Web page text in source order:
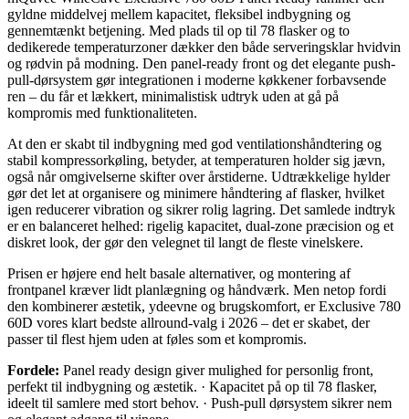
gyldne middelvej mellem kapacitet, fleksibel indbygning og
gennemtænkt betjening. Med plads til op til 78 flasker og to
dedikerede temperaturzoner dækker den både serveringsklar hvidvin
og rødvin på modning. Den panel-ready front og det elegante push-
pull-dørsystem gør integrationen i moderne køkkener forbavsende
ren – du får et lækkert, minimalistisk udtryk uden at gå på
kompromis med funktionaliteten.
At den er skabt til indbygning med god ventilationshåndtering og
stabil kompressorkøling, betyder, at temperaturen holder sig jævn,
også når omgivelserne skifter over årstiderne. Udtrækkelige hylder
gør det let at organisere og minimere håndtering af flasker, hvilket
igen reducerer vibration og sikrer rolig lagring. Det samlede indtryk
er en balanceret helhed: rigelig kapacitet, dual-zone præcision og et
diskret look, der gør den velegnet til langt de fleste vinelskere.
Prisen er højere end helt basale alternativer, og montering af
frontpanel kræver lidt planlægning og håndværk. Men netop fordi
den kombinerer æstetik, ydeevne og brugskomfort, er Exclusive 780
60D vores klart bedste allround-valg i 2026 – det er skabet, der
passer til flest hjem uden at føles som et kompromis.
Fordele: Panel ready design giver mulighed for personlig front,
perfekt til indbygning og æstetik. · Kapacitet på op til 78 flasker,
ideelt til samlere med stort behov. · Push-pull dørsystem sikrer nem